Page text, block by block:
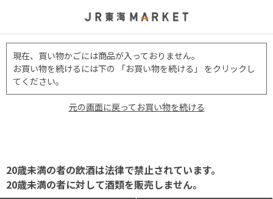
現在、買い物かごには商品が入っておりません。
お買い物を続けるには下の 「お買い物を続ける」 をクリックし
てください。
元の画面に戻ってお買い物を続ける
20歳未満の者の飲酒は法律で禁止されています。
20歳未満の者に対して酒類を販売しません。